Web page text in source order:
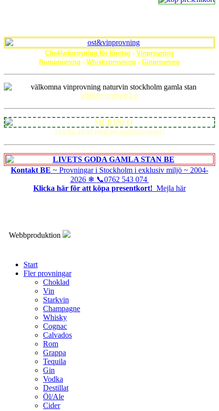
Chokladprovning för företag - Vinprovning
Romprovning - Whiskyprovning - Ginprovning
Välkommen på e
Skicka alltid med ert mobilnummer!
Kontakt BE ~ Provningar i Stockholm i exklusiv miljö ~ 2004-
2026❄ 📞0762 543 074
Klicka här för att köpa presentkort! Mejla här
Webbproduktion
Start
Fler provningar
Choklad
Vin
Starkvin
Champagne
Whisky
Cognac
Calvados
Rom
Grappa
Tequila
Gin
Vodka
Destillat
Öl/Ale
Cider